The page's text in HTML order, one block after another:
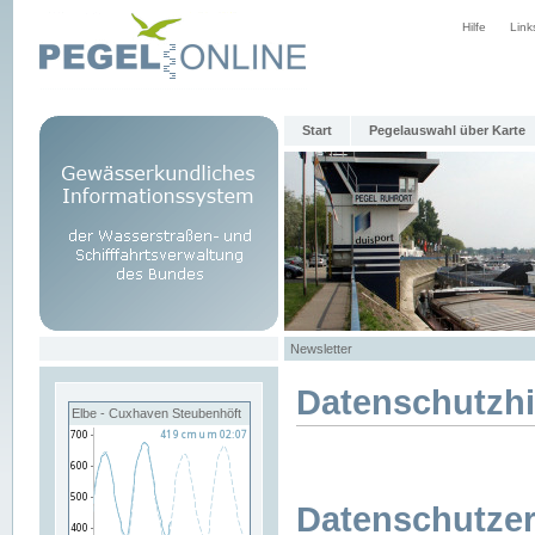
Hilfe
Start Pegelauswahl über Karte
Newsletter
Elbe - Cuxhaven Steubenhöft